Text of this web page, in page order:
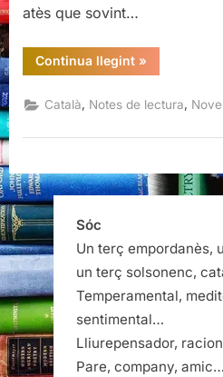
atès que sovint…
Continua llegint“Germà
gran,
Shriver”
»
Català, Notes de lectura,
Sóc
Un terç empordanès,
un terç solsonenc,
Temperamental,
sentimental…
Lliurepensador,
Pare, company, amic…